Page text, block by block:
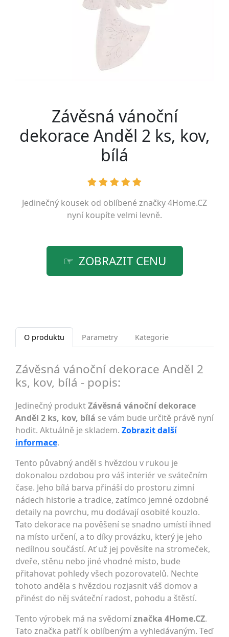
Závěsná vánoční
dekorace Anděl 2 ks, kov,
bílá
Jedinečný kousek od oblíbené značky4Home.CZ
nyní koupíte velmi levně.
ZOBRAZIT CENU
O produktu Parametry Kategorie
Závěsná vánoční dekorace Anděl 2
ks, kov, bílá - popis:
Jedinečný produktZávěsná vánoční dekorace
Anděl 2 ks, kov, bílá se vám bude určitě právě nyní
hodit. Aktuálně je skladem. Zobrazit další
informace.
Tento půvabný anděl s hvězdou v rukou je
dokonalou ozdobou pro váš interiér ve svátečním
čase. Jeho bílá barva přináší do prostoru zimní
nádech historie a tradice, zatímco jemné ozdobné
detaily na povrchu, mu dodávají osobité kouzlo.
Tato dekorace na pověšení se snadno umístí ihned
na místo určení, a to díky provázku, který je jeho
nedílnou součástí. Ať už jej pověsíte na stromeček,
dveře, stěnu nebo jiné vhodné místo, bude
přitahovat pohledy všech pozorovatelů. Nechte
tohoto anděla s hvězdou rozjasnit váš domov a
přinést do něj sváteční radost, pohodu a štěstí.
Tento výrobek má na svědomíznačka 4Home.CZ.
Tato značka patří k oblíbeným a vyhledávaným. Teď